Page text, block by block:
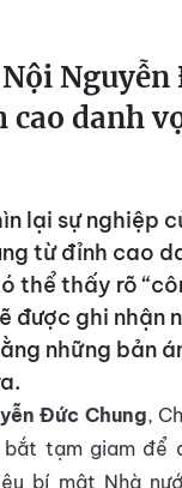
Nguyễn
danh
lại sự nghiệp
từ đỉnh cao
thể thấy rõ
được ghi nhận
những bản
Đức Chung,
tạm giam để
bí mật Nhà